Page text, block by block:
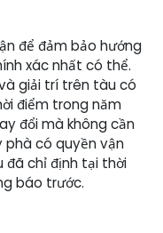
để đảm bảo hướng
xác nhất có thể.
giải trí trên tàu có
điểm trong năm
đổi mà không cần
có quyền vận
đã chỉ định tại thời
báo trước.